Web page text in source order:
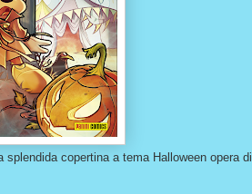
copertina a tema Halloween opera di